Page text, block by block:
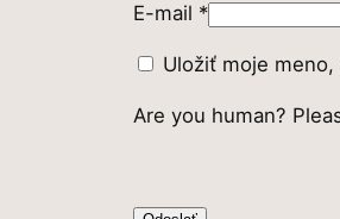
E-mail *
Uložiť moje
Are you human?